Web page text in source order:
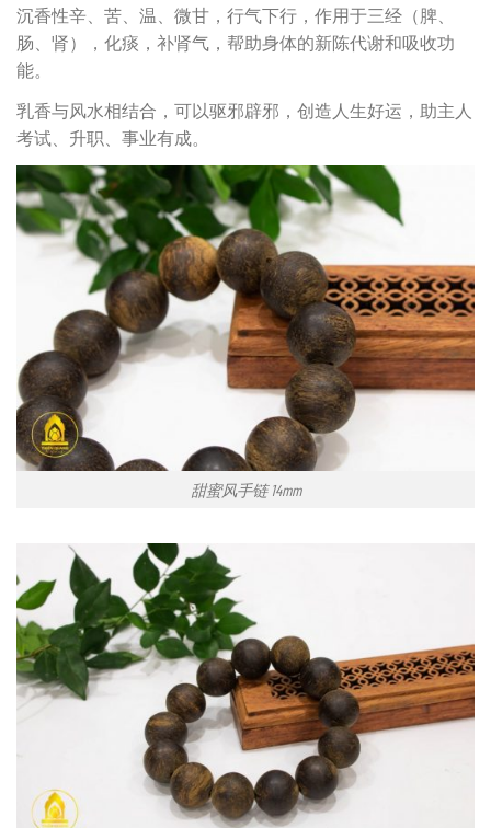
沉香性辛、苦、温、微甘，行气下行，作用于三经（脾、
肠、肾），化痰，补肾气，帮助身体的新陈代谢和吸收功
能。
乳香与风水相结合，可以驱邪辟邪，创造人生好运，助主人
考试、升职、事业有成。
甜蜜风手链 14mm